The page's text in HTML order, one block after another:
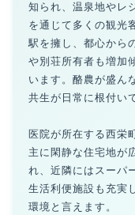
知られ、温泉地やレ
を通じて多くの観光
駅を擁し、都心から
や別荘所有者も増加
います。酪農が盛ん
共生が日常に根付い
医院が所在する西栄
主に閑静な住宅地が
れ、近隣にはスーパ
生活利便施設も充実
環境と言えます。